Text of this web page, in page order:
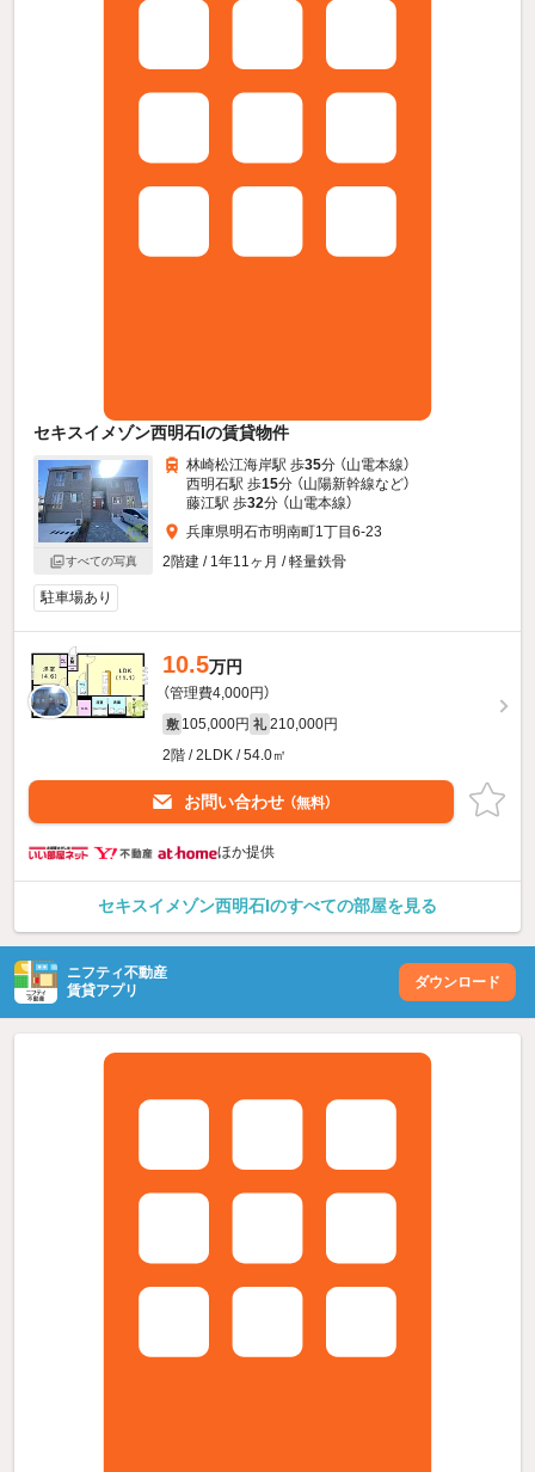
セキスイメゾン西明石Iの賃貸物件
すべての写真
林崎松江海岸駅 歩35分 （山電本線）
西明石駅 歩15分 （山陽新幹線など）
藤江駅 歩32分 （山電本線）
兵庫県明石市明南町1丁目6-23
2階建 / 1年11ヶ月 / 軽量鉄骨
駐車場あり
10.5万円
（管理費4,000円）
敷 105,000円 礼 210,000円
2階 / 2LDK / 54.0㎡
お問い合わせ （無料）
ほか提供
セキスイメゾン西明石Iのすべての部屋を見る
ニフティ不動産
賃貸アプリ
ダウンロード